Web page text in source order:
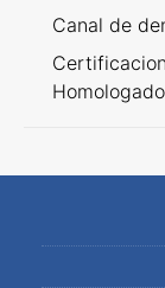
Canal de